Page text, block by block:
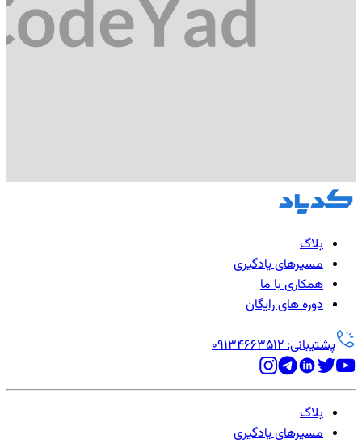
بلاگ
مسیرهای یادگیری
همکاری با ما
دوره های رایگان
پشتیبانی: 09134663512
بلاگ
مسیرهای یادگیری